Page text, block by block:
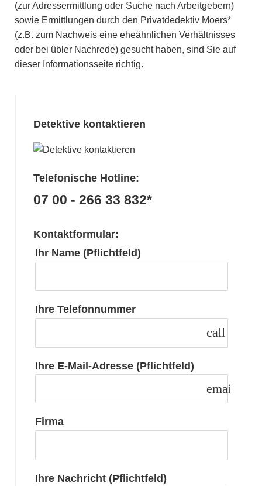
(zur Adressermittlung oder Suche nach Arbeitgebern)
sowie Ermittlungen durch den Privatdedektiv Moers*
(z.B. zum Nachweis eine eheähnlichen Verhältnisses
oder bei übler Nachrede) gesucht haben, sind Sie auf
dieser Informationsseite richtig.
Detektive kontaktieren
Telefonische Hotline:
07 00 - 266 33 832*
Kontaktformular:
Ihr Name (Pflichtfeld)
Ihre Telefonnummer
call
Ihre E-Mail-Adresse (Pflichtfeld)
email
Firma
Ihre Nachricht (Pflichtfeld)